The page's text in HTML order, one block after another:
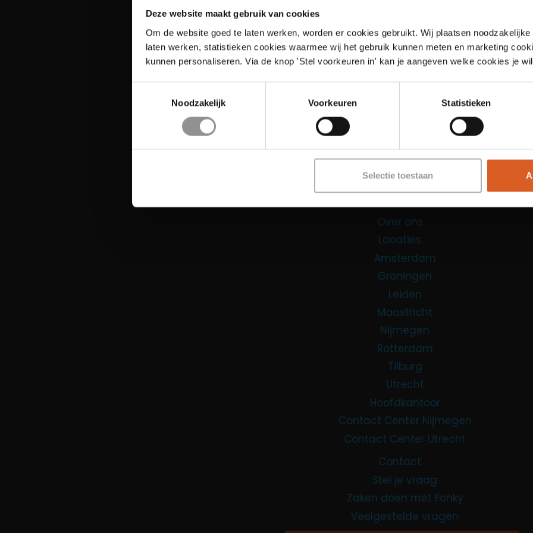
Deze website maakt gebruik van cookies
Om de website goed te laten werken, worden er cookies gebruikt. Wij plaatsen
laten werken, statistieken cookies waarmee wij het gebruik kunnen meten en marketing
kunnen personaliseren. Via de knop 'Stel voorkeuren in' kan je aangeven welke cookies je
Noodzakelijk
Voorkeuren Statistieken
Selectie toestaan
Contact Center Agent
Promotiemedewerker
Over ons
Locaties
Amsterdam
Groningen
Leiden
Maastricht
Nijmegen
Rotterdam
Tilburg
Utrecht
Hoofdkantoor
Contact Center Nijmegen
Contact Center Utrecht
Contact
Stel je vraag
Zaken doen met Fonky
Veelgestelde vragen